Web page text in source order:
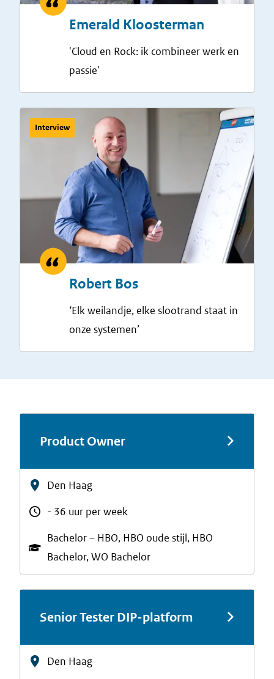
Emerald Kloosterman
'Cloud en Rock: ik combineer werk en
passie'
Interview
Robert Bos
‘Elk weilandje, elke slootrand staat in
onze systemen’
Product Owner
Den Haag
- 36 uur per week
Bachelor – HBO, HBO oude stijl, HBO
Bachelor, WO Bachelor
Senior Tester DIP-platform
Den Haag